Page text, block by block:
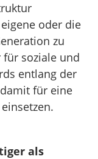
oder die
zu
soziale und
entlang der
für eine
als